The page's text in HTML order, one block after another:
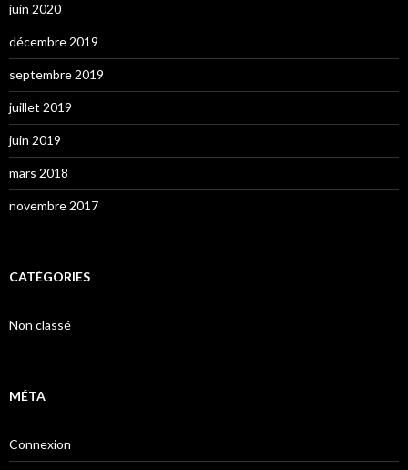
juin 2020
décembre 2019
septembre 2019
juillet 2019
juin 2019
mars 2018
novembre 2017
CATÉGORIES
Non classé
MÉTA
Connexion